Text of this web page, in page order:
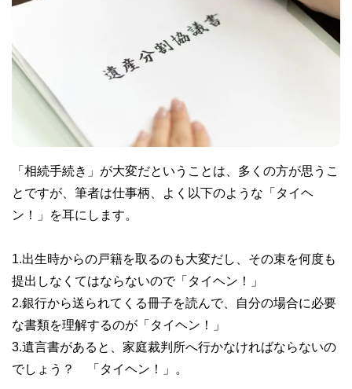
「相続手続き」が大変だということは、多くの方が思うこ
とですが、筆者は仕事柄、よく以下のような「タイヘ
ン！」を耳にします。
1.出生時からの戸籍を取るのも大変だし、その束を何度も
提出しなくてはならないので「タイヘン！」
2.銀行から送られてくる冊子を読んで、自分の場合に必要
な書類を理解するのが「タイヘン！」
3.遺言書があると、家庭裁判所へ行かなければならないの
でしょう？ 「タイヘン！」。